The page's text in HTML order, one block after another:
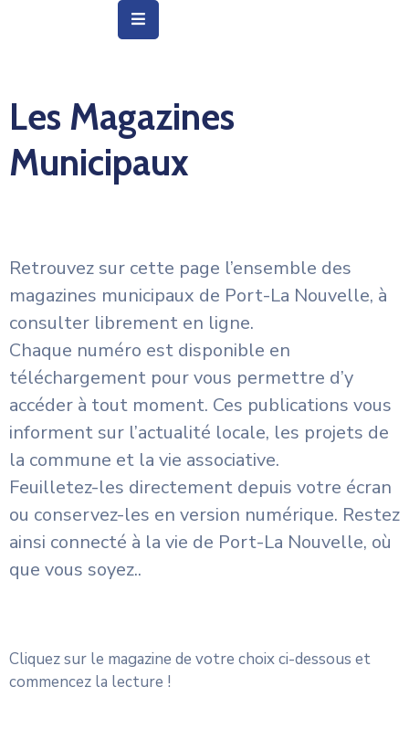
Municipale
&
Education
Arts
&
Culture
Les Magazines
Municipaux
Retrouvez sur cette page l’ensemble des
magazines municipaux de Port-La Nouvelle, à
consulter librement en ligne.
Chaque numéro est disponible en
téléchargement pour vous permettre d’y
accéder à tout moment. Ces publications vous
informent sur l’actualité locale, les projets de
la commune et la vie associative.
Feuilletez-les directement depuis votre écran
ou conservez-les en version numérique. Restez
ainsi connecté à la vie de Port-La Nouvelle, où
que vous soyez..
Cliquez sur le magazine de votre choix ci-dessous et
commencez la lecture !